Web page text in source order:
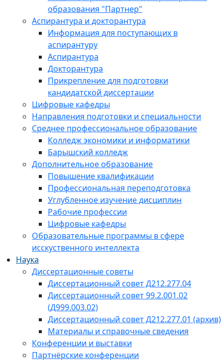
образования "Партнер"
Аспирантура и докторантура
Информация для поступающих в
аспирантуру
Аспирантура
Докторантура
Прикрепление для подготовки
кандидатской диссертации
Цифровые кафедры
Направления подготовки и специальности
Среднее профессиональное образование
Колледж экономики и информатики
Барышский колледж
Дополнительное образование
Повышение квалификации
Профессиональная переподготовка
Углубленное изучение дисциплин
Рабочие профессии
Цифровые кафедры
Образовательные программы в сфере
исскуственного интеллекта
Наука
Диссертационные советы
Диссертационный совет Д212.277.04
Диссертационный совет 99.2.001.02
(Д999.003.02)
Диссертационный совет Д212.277.01 (архив)
Материалы и справочные сведения
Конференции и выставки
Партнёрские конференции